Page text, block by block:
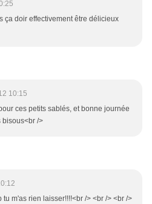
ça doir effectivement être délicieux
10:15
ces petits sablés, et bonne journée
bisous<br />
tu m'as rien laisser!!!!<br /> <br /> <br />